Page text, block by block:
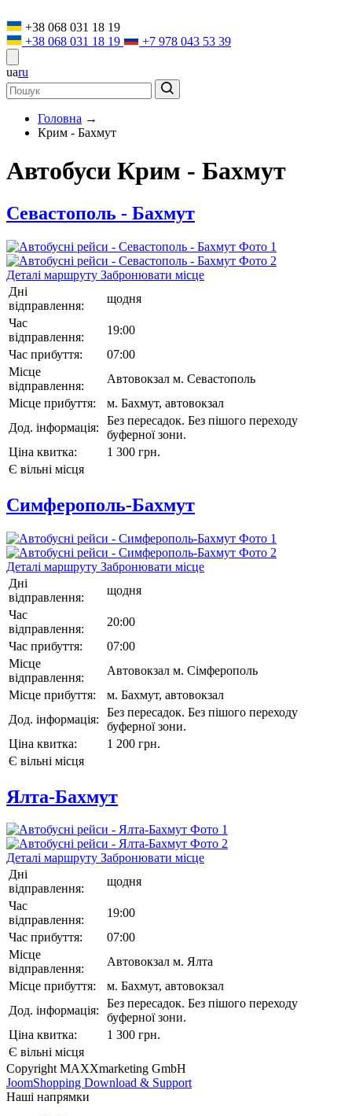
+38 068 031 18 19
+38 068 031 18 19
+7 978 043 53 39
uaru
Головна →
Крим - Бахмут
Автобуси Крим - Бахмут
Севастополь - Бахмут
Деталi маршруту Забронювати місце
Дні
відправлення:
щодня
Час
відправлення:
19:00
Час прибуття:
07:00
Місце
відправлення:
Автовокзал м. Севастополь
Місце прибуття:
м. Бахмут, автовокзал
Дод. інформація:
Без пересадок. Без пішого переходу
буферної зони.
Ціна квитка:
1 300 грн.
Є вільні місця
Симферополь-Бахмут
Деталi маршруту Забронювати місце
Дні
відправлення:
щодня
Час
відправлення:
20:00
Час прибуття:
07:00
Місце
відправлення:
Автовокзал м. Сімферополь
Місце прибуття:
м. Бахмут, автовокзал
Дод. інформація:
Без пересадок. Без пішого переходу
буферної зони.
Ціна квитка:
1 200 грн.
Є вільні місця
Ялта-Бахмут
Деталi маршруту Забронювати місце
Дні
відправлення:
щодня
Час
відправлення:
19:00
Час прибуття:
07:00
Місце
відправлення:
Автовокзал м. Ялта
Місце прибуття:
м. Бахмут, автовокзал
Дод. інформація:
Без пересадок. Без пішого переходу
буферної зони.
Ціна квитка:
1 300 грн.
Є вільні місця
Copyright MAXXmarketing GmbH
JoomShopping Download & Support
Наші напрямки